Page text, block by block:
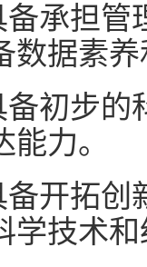
备承担管
数据素
备初步的
力。
备开拓创
学技术